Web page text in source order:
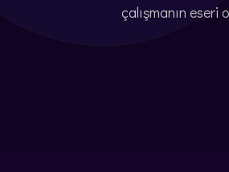
çalışmanın eseri